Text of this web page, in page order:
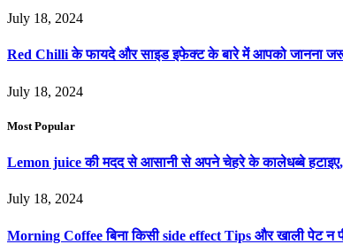
July 18, 2024
Red Chilli के फायदे और साइड इफेक्ट के बारे में आपको जानना
July 18, 2024
Most Popular
Lemon juice की मदद से आसानी से अपने चेहरे के कालेधब्बे
July 18, 2024
Morning Coffee बिना किसी side effect Tips और खाली पेट न